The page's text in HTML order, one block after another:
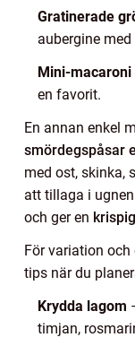
Gratinerade
aubergine
Mini-macaroni
en favorit.
En annan enkel
smördegspåsar
med ost, skinka,
att tillaga i
och ger en
För variation
tips när du
Krydda lagom
timjan,